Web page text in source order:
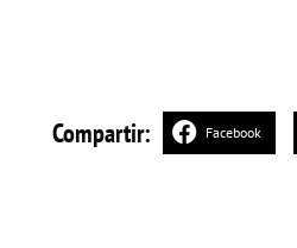
Compartir: Facebook